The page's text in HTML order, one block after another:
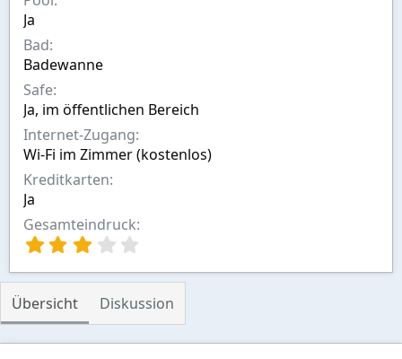
v
o
n
Ja
Bad
Badewanne
Safe
Ja, im öffentlichen Bereich
Internet-Zugang
Wi-Fi im Zimmer (kostenlos)
Kreditkarten
Ja
Gesamteindruck
0
S
t
e
Übersicht Diskussion